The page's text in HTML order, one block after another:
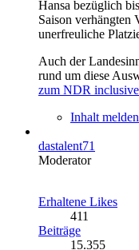
Hansa bezüglich
Saison verhängten
unerfreuliche
Auch der
rund um diese
zum NDR
Inhalt melden
dastalent71
Moderator
Erhaltene Likes
411
Beiträge
15.355